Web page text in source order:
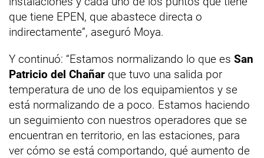
que tiene EPEN, que abastece directa o
indirectamente”, aseguró Moya.
Y continuó: “Estamos normalizando lo que es San
Patricio del Chañar que tuvo una salida por
temperatura de uno de los equipamientos y se
está normalizando de a poco. Estamos haciendo
un seguimiento con nuestros operadores que se
encuentran en territorio, en las estaciones, para
ver cómo se está comportando, qué aumento de